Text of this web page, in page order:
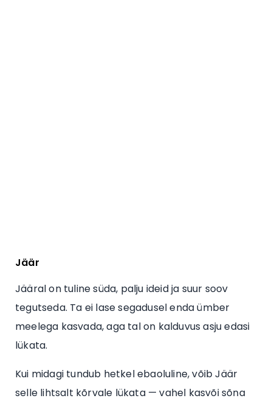
Jäär
Jääral on tuline süda, palju ideid ja suur soov
tegutseda. Ta ei lase segadusel enda ümber
meelega kasvada, aga tal on kalduvus asju edasi
lükata.
Kui midagi tundub hetkel ebaoluline, võib Jäär
selle lihtsalt kõrvale lükata — vahel kasvõi sõna